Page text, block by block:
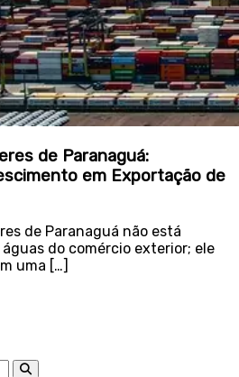
de Paranaguá:
em Exportação de
de Paranaguá não está
do comércio exterior; ele
uma […]